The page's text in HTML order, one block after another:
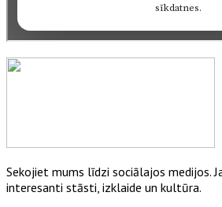
Sekojiet mums līdzi sociālajos medijos.
interesanti stāsti, izklaide un kultūra.